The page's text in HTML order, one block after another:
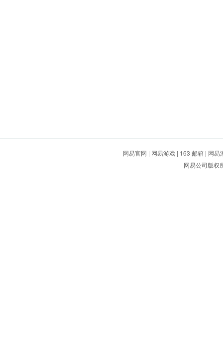
网易官网 | 网易游戏| 163 邮箱 | 网易
网易公司版